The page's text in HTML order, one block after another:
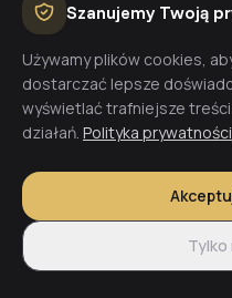
BEZPŁATNA WYCENA
Planujesz budowę domu?
wycenę w 48h.
Wyceń budowę
© 2026 CoreLTB Builders
Szanujemy Twoją
Używamy plików cookies,
dostarczać lepsze
wyświetlać trafniejsze
działań. Polityka prywatności
Tylko